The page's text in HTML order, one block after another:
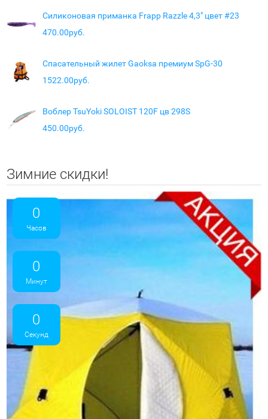
Силиконовая приманка Frapp Razzle 4,3" цвет #23
470.00руб.
Спасательный жилет Gaoksa премиум SpG-30
1522.00руб.
Воблер TsuYoki SOLOIST 120F цв 298S
450.00руб.
Зимние скидки!
0
Часов
0
Минут
0
Секунд